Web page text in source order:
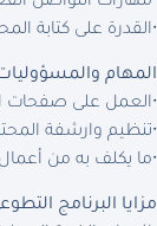
•القدرة على كتابة
المهام
•العمل على صفحات
•تنظيم وارشفة
•ما يكلف به من
مزايا البرنامج